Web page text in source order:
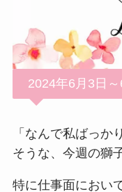
2024年6月3日
「なんで私ばっか
そうな、今週の獅
特に仕事面において